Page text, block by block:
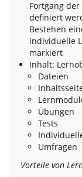
Fortgang
definiert
Bestehen
individuelle
markiert
Inhalt:
Dateien
Übungen
Tests
Umfragen
Vorteile von